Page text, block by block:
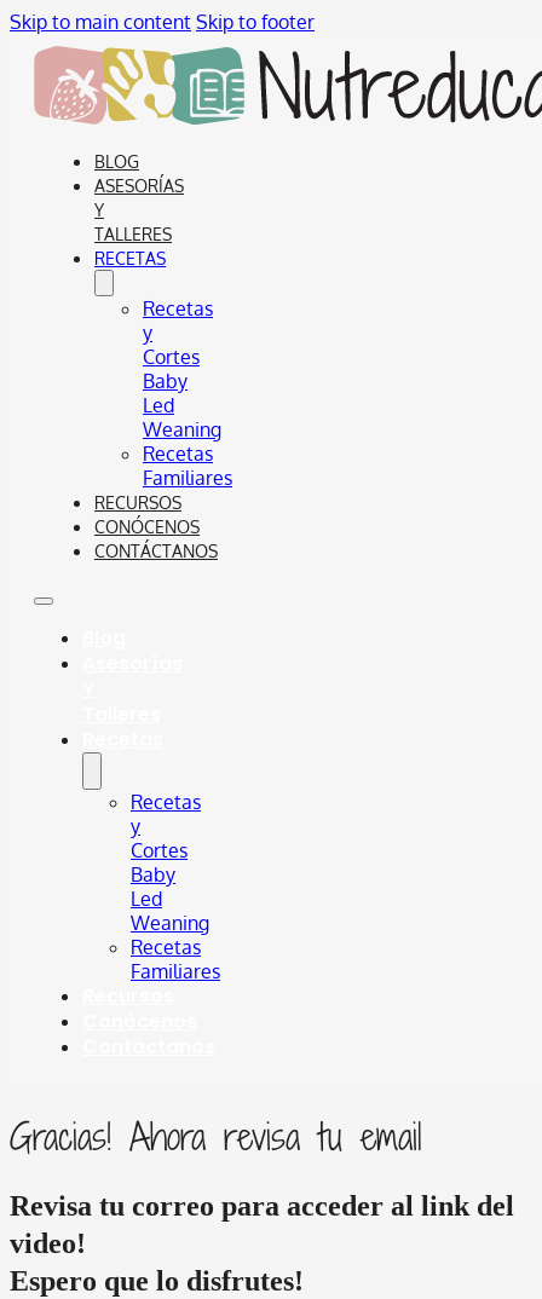
Skip to main content Skip to footer
BLOG
ASESORÍAS
Y
TALLERES
RECETAS
Recetas
y
Cortes
Baby
Led
Weaning
Recetas
Familiares
RECURSOS
CONÓCENOS
CONTÁCTANOS
Recetas
y
Cortes
Baby
Led
Weaning
Recetas
Familiares
Gracias! Ahora revisa tu email
Revisa tu correo para acceder al link del
video!
Espero que lo disfrutes!